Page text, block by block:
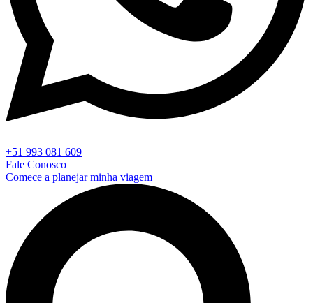
+51 993 081 609
Fale Conosco
Comece a planejar minha viagem